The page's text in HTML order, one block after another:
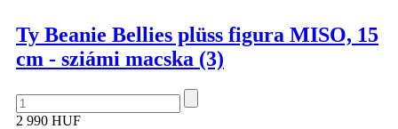
Ty Beanie Bellies plüss figura MISO, 15
cm - sziámi macska (3)
2 990 HUF